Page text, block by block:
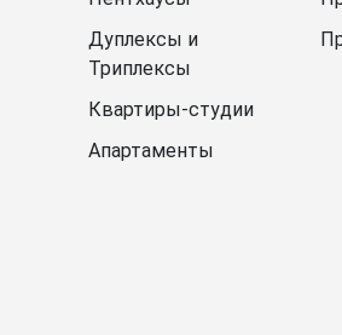
Дуплексы и
Триплексы
Квартиры-студии
Апартаменты